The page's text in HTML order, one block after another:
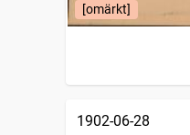
[omärkt]
1902-06-28